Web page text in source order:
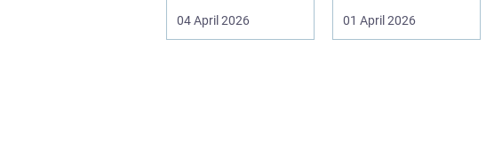
egne veje. Den
samme ånd ...
04 April 2026
pludselig ændrer
sig, kan...
01 April 2026